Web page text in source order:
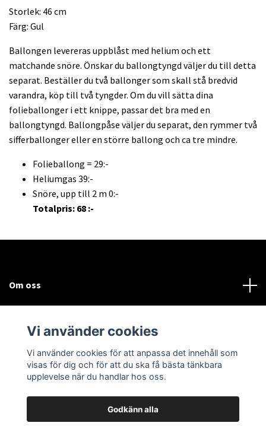
Storlek: 46 cm
Färg: Gul
Ballongen levereras uppblåst med helium och ett
matchande snöre. Önskar du ballongtyngd väljer du till detta
separat. Beställer du två ballonger som skall stå bredvid
varandra, köp till två tyngder. Om du vill sätta dina
folieballonger i ett knippe, passar det bra med en
ballongtyngd. Ballongpåse väljer du separat, den rymmer två
sifferballonger eller en större ballong och ca tre mindre.
Folieballong = 29:-
Heliumgas 39:-
Snöre, upp till 2 m 0:-
Totalpris: 68 :-
Om oss
Sociala medier
Vi använder cookies
Vi använder cookies för att anpassa det innehåll som
visas för dig och för att du ska få bästa tänkbara
upplevelse när du handlar hos oss.
Godkänn alla